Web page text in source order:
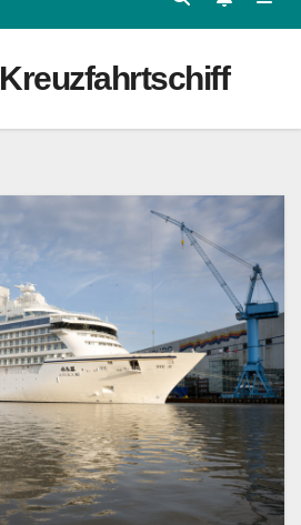
Kreuzfahrtschiff